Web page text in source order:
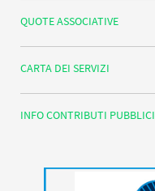
QUOTE ASSOCIATIVE
CARTA DEI SERVIZI
INFO CONTRIBUTI PUBBLICI